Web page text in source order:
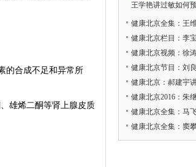
的合成不足和异常所
雄烯二酮等肾上腺皮质
王学艳讲过敏如何
健康北京全集：王
健康北京栏目：李
健康北京视频：徐
健康北京节目：刘
健康北京：郝建宇
健康北京2016：朱
健康北京全集：马
健康北京全集：窦